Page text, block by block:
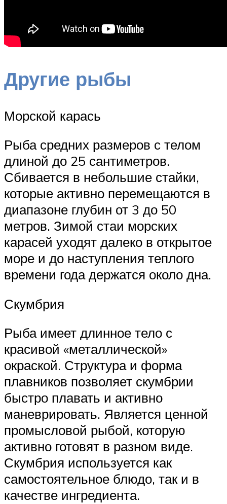
Другие рыбы
Морской карась
Рыба средних размеров с телом
длиной до 25 сантиметров.
Сбивается в небольшие стайки,
которые активно перемещаются в
диапазоне глубин от 3 до 50
метров. Зимой стаи морских
карасей уходят далеко в открытое
море и до наступления теплого
времени года держатся около дна.
Скумбрия
Рыба имеет длинное тело с
красивой «металлической»
окраской. Структура и форма
плавников позволяет скумбрии
быстро плавать и активно
маневрировать. Является ценной
промысловой рыбой, которую
активно готовят в разном виде.
Скумбрия используется как
самостоятельное блюдо, так и в
качестве ингредиента.